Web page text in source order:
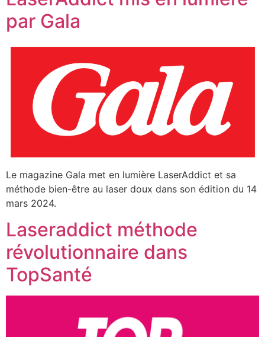
par Gala
Le magazine Gala met en lumière LaserAddict et sa
méthode bien-être au laser doux dans son édition du 14
mars 2024.
Laseraddict méthode
révolutionnaire dans
TopSanté